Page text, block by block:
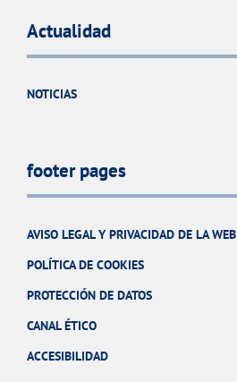
Actualidad
NOTICIAS
footer pages
AVISO LEGAL Y PRIVACIDAD DE LA WEB
POLÍTICA DE COOKIES
PROTECCIÓN DE DATOS
CANAL ÉTICO
ACCESIBILIDAD